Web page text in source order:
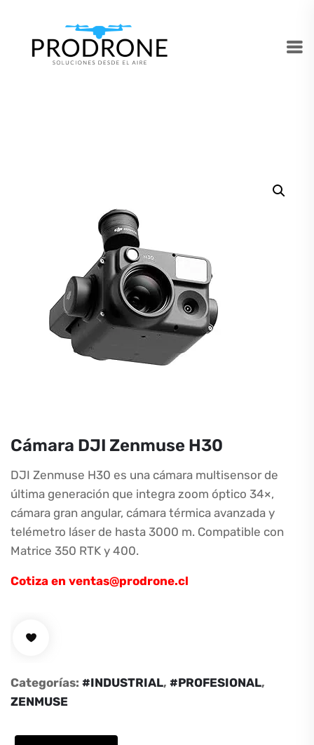
Cámara DJI Zenmuse H30
DJI Zenmuse H30 es una cámara multisensor de
última generación que integra zoom óptico 34×,
cámara gran angular, cámara térmica avanzada y
telémetro láser de hasta 3000 m. Compatible con
Matrice 350 RTK y 400.
Cotiza en ventas@prodrone.cl
Categorías: #INDUSTRIAL, #PROFESIONAL,
ZENMUSE